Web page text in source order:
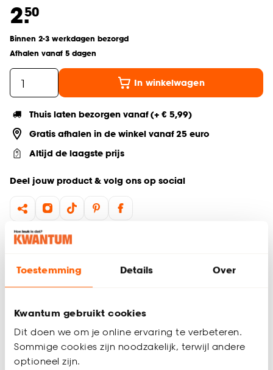
Toestemming Details Over
Kwantum gebruikt cookies
Dit doen we om je online ervaring te verbeteren.
Sommige cookies zijn noodzakelijk, terwijl andere
optioneel zijn.
2.50
Binnen 2-3 werkdagen bezorgd
Afhalen vanaf 5 dagen
In winkelwagen
Thuis laten bezorgen vanaf (+ € 5,99)
Gratis afhalen in de winkel vanaf 25 euro
Altijd de laagste prijs
Deel jouw product & volg ons op social
Productomschrijving
Inhoud van 20 ml
Trendy shotglas
Dit trendy Cowboy shotglas in roze is perfect voor elk feestje
feestelijke shots. Voeg deze vrolijke shotglazen toe aan je
collectie en maak elke borrel bijzonder. Stijlvol, speels en een
echte eyecatcher op tafel! Ideaal voor gezellige momenten